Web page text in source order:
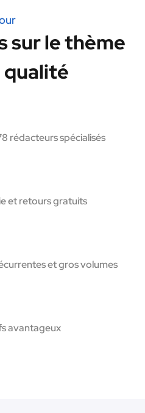
sur le thème
qualité
rédacteurs spécialisés
et retours gratuits
et gros volumes
avantageux